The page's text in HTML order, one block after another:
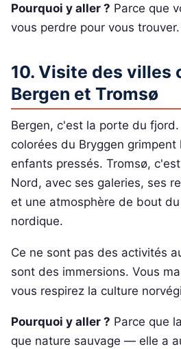
Pourquoi y aller ? Parce que
vous perdre pour vous trouver.
10. Visite des villes
Bergen et Tromsø
Bergen, c'est la porte du fjord.
colorées du Bryggen grimpent
enfants pressés. Tromsø,
Nord, avec ses galeries, ses
et une atmosphère de bout
nordique.
Ce ne sont pas des activités
sont des immersions. Vous
vous respirez la culture
Pourquoi y aller ? Parce que
que nature sauvage — elle a